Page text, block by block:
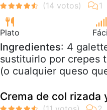
Plato
Ingredientes: 4
sustituirlo por crepes
(o cualquier queso
Crema de col rizada